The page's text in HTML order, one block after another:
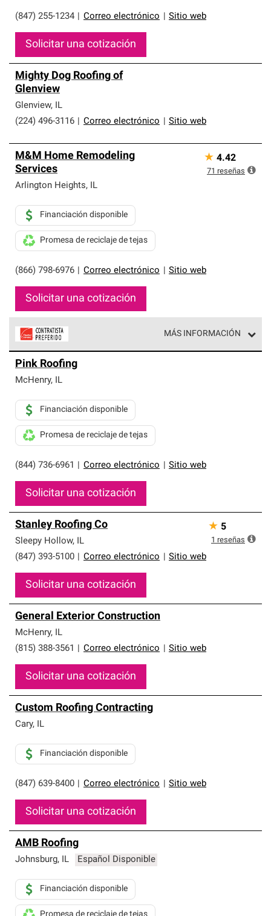
(847) 255-1234 Correo electrónico Sitio web
Solicitar una cotización
Mighty Dog Roofing of
Glenview
Glenview, IL
(224) 496-3116
Correo electrónico Sitio web
M&M Home Remodeling
Services
Arlington Heights, IL
(866) 798-6976 Correo electrónico Sitio web
Financiación disponible
Promesa de reciclaje de tejas
Solicitar una cotización
★ 4.42
71 reseñas
MÁS INFORMACIÓN
parte de una red exclusiva de profesionales de techos
que cumplen con altos estándares y requisitos estrictos
Pink Roofing
McHenry, IL
(844) 736-6961 Correo electrónico Sitio web
Financiación disponible
Promesa de reciclaje de tejas
Solicitar una cotización
Stanley Roofing Co
Sleepy Hollow, IL
(847) 393-5100
Correo electrónico Sitio web
Solicitar una cotización
★ 5
1 reseñas
General Exterior Construction
McHenry, IL
(815) 388-3561
Correo electrónico Sitio web
Solicitar una cotización
Custom Roofing Contracting
Cary, IL
(847) 639-8400 Correo electrónico Sitio web
Financiación disponible
Solicitar una cotización
AMB Roofing
Johnsburg, IL Español Disponible
Financiación disponible